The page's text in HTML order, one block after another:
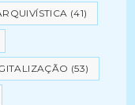
(41)
(53)